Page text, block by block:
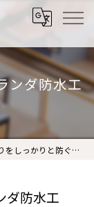
ンダ防水工
っかりと防ぐ -ベランダ防水工事-
ダ防水工